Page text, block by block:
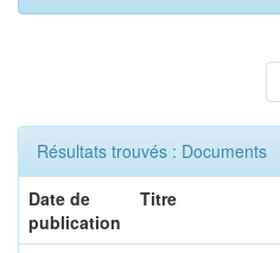
Résultats trouvés : Documents
Date de
publication
Titre